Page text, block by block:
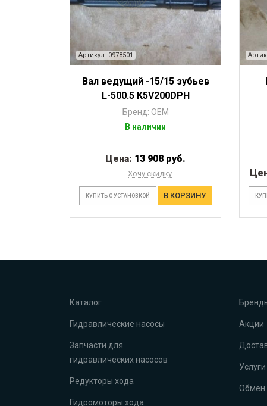
Артикул: 0978501
Вал ведущий -15/15 зубьев
L-500.5 K5V200DPH
Бренд: OEM
В наличии
Цена: 13 908 руб.
Хочу скидку
КУПИТЬ С УСТАНОВКОЙ В КОРЗИНУ
Каталог
Гидравлические насосы
Запчасти для
гидравлических насосов
Редукторы хода
Гидромоторы хода
Акции
Услуги
Обмен